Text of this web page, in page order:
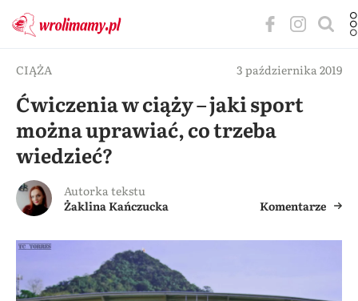
CIĄŻA 3 października 2019
Ćwiczenia w ciąży – jaki sport
można uprawiać, co trzeba
wiedzieć?
Autorka tekstu
Żaklina Kańczucka
Komentarze